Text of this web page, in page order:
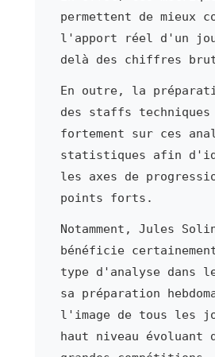
permettent de mieux
l'apport réel d'un
delà des chiffres
En outre, la
des staffs techniques
fortement sur ces
statistiques afin
les axes de
points forts.
Notamment, Jules
bénéficie
type d'analyse dans
sa préparation
l'image de tous les
haut niveau évoluant